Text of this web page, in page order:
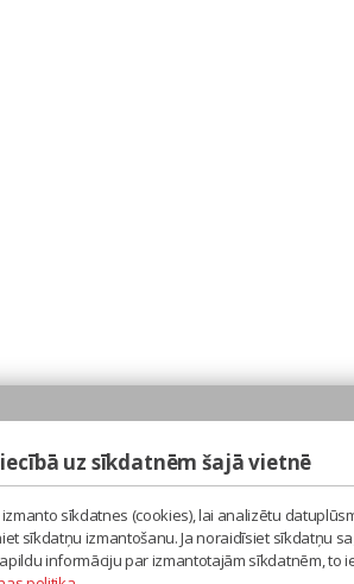
uz sīkdatnēm šajā vietnē
sīkdatnes (cookies), lai analizētu
sīkdatņu izmantošanu. Ja noraidīsiet sīkdatņu
informāciju par izmantotajām sīkdatnēm,